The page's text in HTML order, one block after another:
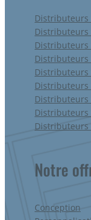
Distributeurs
Distributeurs
Distributeurs
Distributeurs
Distributeurs
Distributeurs
Distributeurs
Notre
Conception